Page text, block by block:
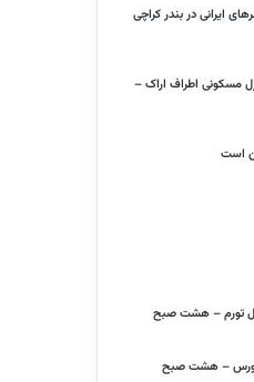
ایرانی در بندر کراچی
مسکونی اطراف اراک –
است
تورم – هشت صبح